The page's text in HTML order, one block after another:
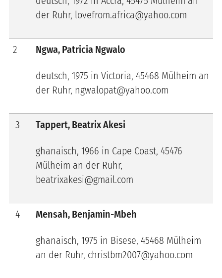
der Ruhr, lovefrom.africa@yahoo.com
2 Ngwa, Patricia Ngwalo
deutsch, 1975 in Victoria, 45468 Mülheim an
der Ruhr, ngwalopat@yahoo.com
3 Tappert, Beatrix Akesi
ghanaisch, 1966 in Cape Coast, 45476
Mülheim an der Ruhr,
beatrixakesi@gmail.com
4 Mensah, Benjamin-Mbeh
ghanaisch, 1975 in Bisese, 45468 Mülheim
an der Ruhr, christbm2007@yahoo.com